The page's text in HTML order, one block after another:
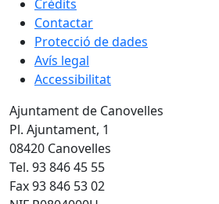
Crèdits
Contactar
Protecció de dades
Avís legal
Accessibilitat
Ajuntament de Canovelles
Pl. Ajuntament, 1
08420 Canovelles
Tel. 93 846 45 55
Fax 93 846 53 02